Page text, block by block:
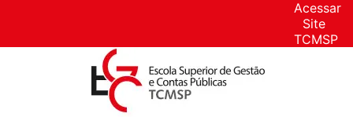
Acessar
Site
TCMSP